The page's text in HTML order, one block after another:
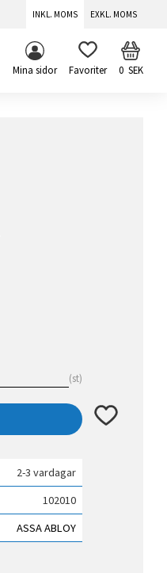
INKL. MOMS EXKL. MOMS
Mina sidor FAVORITER 0SEK
st
Lägg till i
2-3 vardagar
102010
ASSA ABLOY